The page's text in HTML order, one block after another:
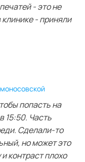
- это не
- приняли
попасть на
15:50. Часть
Сделали-то
но может это
контраст плохо